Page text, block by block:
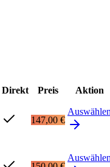
Direkt Preis
Aktion
147,00 €